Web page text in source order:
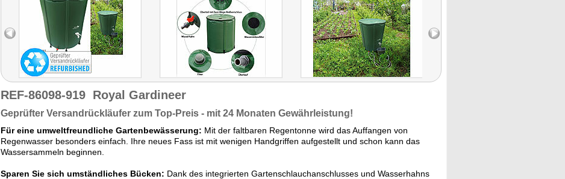
REF-86098-919 Royal Gardineer
Geprüfter Versandrückläufer zum Top-Preis - mit 24 Monaten Gewährleistung!
Für eine umweltfreundliche Gartenbewässerung: Mit der faltbaren Regentonne wird das Auffangen von
Regenwasser besonders einfach. Ihre neues Fass ist mit wenigen Handgriffen aufgestellt und schon kann das
Wassersammeln beginnen.
Sparen Sie sich umständliches Bücken: Dank des integrierten Gartenschlauchanschlusses und Wasserhahns